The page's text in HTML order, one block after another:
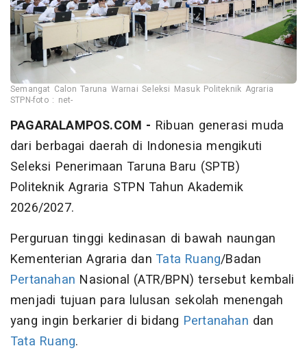
Semangat Calon Taruna Warnai Seleksi Masuk Politeknik Agraria
STPN-foto : net-
PAGARALAMPOS.COM - Ribuan generasi muda
dari berbagai daerah di Indonesia mengikuti
Seleksi Penerimaan Taruna Baru (SPTB)
Politeknik Agraria STPN Tahun Akademik
2026/2027.
Perguruan tinggi kedinasan di bawah naungan
Kementerian Agraria dan Tata Ruang/Badan
Pertanahan Nasional (ATR/BPN) tersebut kembali
menjadi tujuan para lulusan sekolah menengah
yang ingin berkarier di bidang Pertanahan dan
Tata Ruang.